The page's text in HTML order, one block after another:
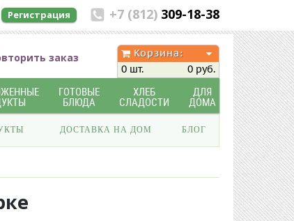
+7 (812) 309-18-38
Регистрация
заказ
Корзина:
0 шт.
0 руб.
ГОТОВЫЕ
БЛЮДА
ХЛЕБ
СЛАДОСТИ
ДЛЯ
ДОМА
ДОСТАВКА НА ДОМ БЛОГ